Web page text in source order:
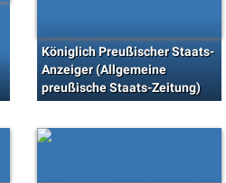
Königlich Preußischer Staats-
Anzeiger (Allgemeine
preußische Staats-Zeitung)